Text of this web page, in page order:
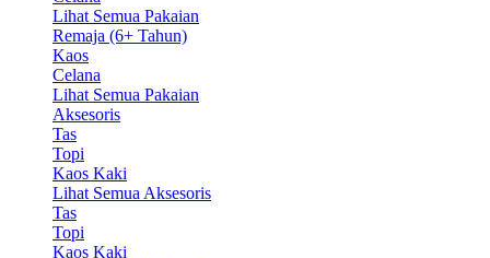
Lihat Semua Pakaian
Remaja (6+ Tahun)
Kaos
Celana
Lihat Semua Pakaian
Aksesoris
Tas
Topi
Kaos Kaki
Lihat Semua Aksesoris
Tas
Topi
Kaos Kaki